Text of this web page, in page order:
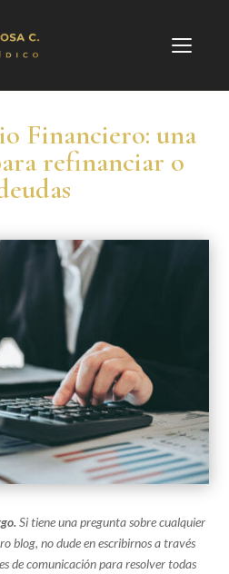
Financiero: una
refinanciar o
Si tiene una pregunta sobre cualquier
blog, no dude en escribirnos a través
de comunicación para resolver todas